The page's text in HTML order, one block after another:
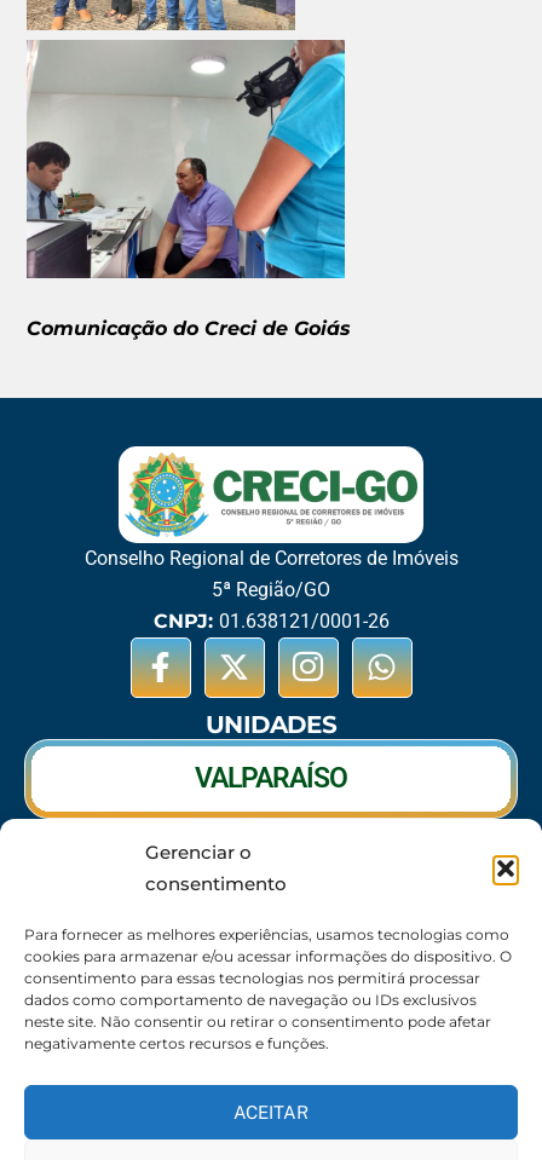
Gerenciar o
consentimento
Para fornecer as melhores experiências, usamos tecnologias como
cookies para armazenar e/ou acessar informações do dispositivo. O
consentimento para essas tecnologias nos permitirá processar
dados como comportamento de navegação ou IDs exclusivos
neste site. Não consentir ou retirar o consentimento pode afetar
negativamente certos recursos e funções.
ACEITAR
Comunicação do Creci de Goiás
Conselho Regional de Corretores de Imóveis
5ª Região/GO
CNPJ: 01.638121/0001-26
UNIDADES
VALPARAÍSO
RIO VERDE
CALDAS NOVAS
SEDE
62 3095-6530 / 62 3236-7350 / 62 99643-1994
(Somente WhatsApp)